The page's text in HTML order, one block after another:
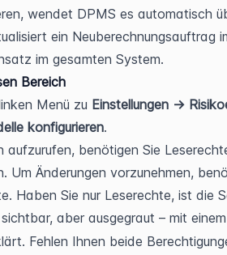
wendet DPMS es automatisch
ein Neuberechnungsauftrag
im gesamten System.
Bereich
Menü zu Einstellungen →
konfigurieren.
aufzurufen, benötigen Sie
Um Änderungen vorzunehmen,
aber ausgegraut – mit
Fehlen Ihnen beide